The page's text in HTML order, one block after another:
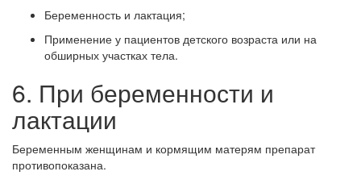
Беременность и лактация;
Применение у пациентов детского возраста или на
обширных участках тела.
6. При беременности и
лактации
Беременным женщинам и кормящим матерям препарат
противопоказана.